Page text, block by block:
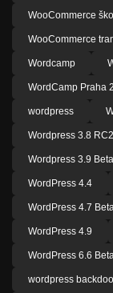
WooCommerce
WooCommerce
Wordcamp
WordCamp Praha
wordpress
Wordpress 3.8 RC2
Wordpress 3.9
WordPress 4.4
WordPress 4.7
WordPress 4.9
WordPress 6.6
wordpress